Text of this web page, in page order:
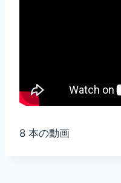
8 本の動画